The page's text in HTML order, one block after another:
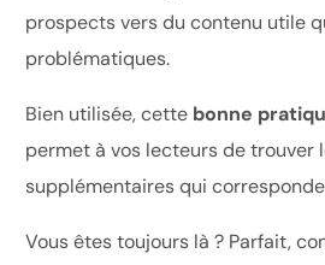
prospects vers du contenu utile
problématiques.
Bien utilisée, cette bonne
permet à vos lecteurs de trouver
supplémentaires qui
Vous êtes toujours là ? Parfait,